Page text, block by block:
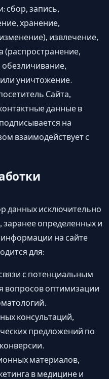
сбор, запись,
хранение,
извлечение,
(распространение,
обезличивание,
уничтожение.
Сайта,
данные в
на
взаимодействует с
данных исключительно
заранее определенных и
на сайте
для:
с потенциальным
вопросов оптимизации
консультаций,
предложений по
материалов,
в медицине и